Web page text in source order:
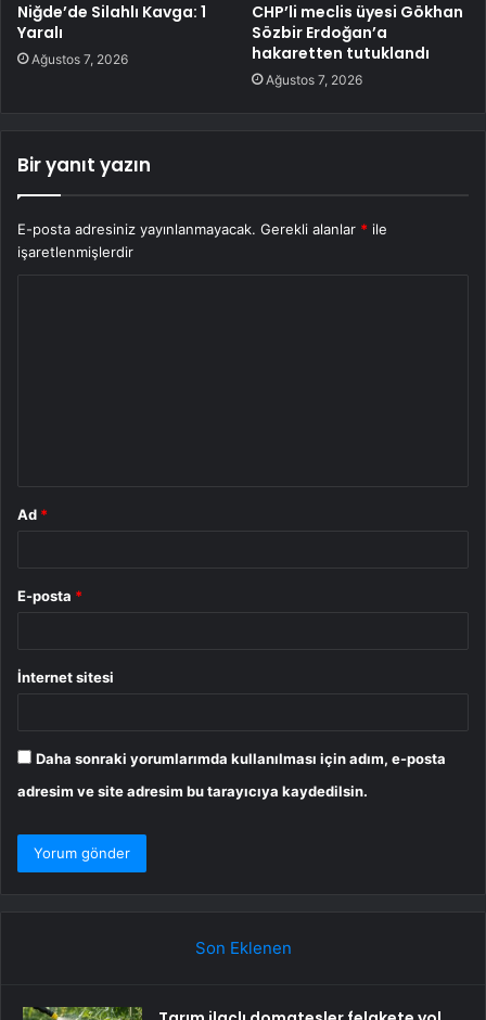
Niğde’de Silahlı Kavga: 1
Yaralı
Ağustos 7, 2026
CHP’li meclis üyesi Gökhan
Sözbir Erdoğan’a
hakaretten tutuklandı
Ağustos 7, 2026
Bir yanıt yazın
E-posta adresiniz yayınlanmayacak. Gerekli alanlar * ile
işaretlenmişlerdir
Ad *
E-posta *
İnternet sitesi
Daha sonraki yorumlarımda kullanılması için adım, e-posta
adresim ve site adresim bu tarayıcıya kaydedilsin.
Son Eklenen